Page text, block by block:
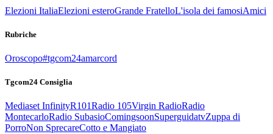
Elezioni ItaliaElezioni esteroGrande FratelloL'isola dei famosiAmici
Rubriche
Oroscopo#tgcom24amarcord
Tgcom24 Consiglia
Mediaset InfinityR101Radio 105Virgin RadioRadio
MontecarloRadio SubasioComingsoonSuperguidatvZuppa di
PorroNon SprecareCotto e Mangiato